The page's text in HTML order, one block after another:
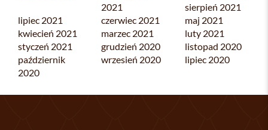
2021
sierpień 2021
lipiec 2021
czerwiec 2021
maj 2021
kwiecień 2021
marzec 2021
luty 2021
styczeń 2021
grudzień 2020
listopad 2020
październik
2020
wrzesień 2020 lipiec 2020